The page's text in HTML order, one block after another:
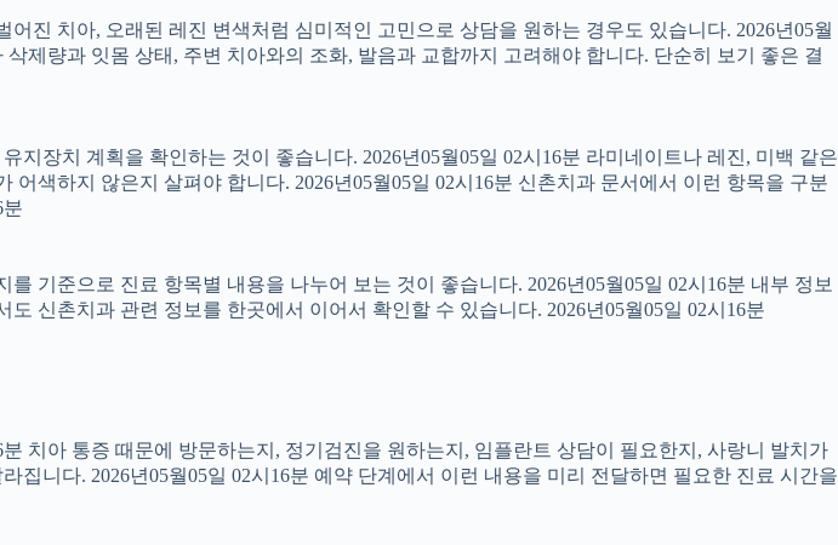
진 치아, 오래된 레진 변색처럼 심미적인 고민으로 상담을 원하는 경우도 있습니다. 2026년05월
제량과 잇몸 상태, 주변 치아와의 조화, 발음과 교합까지 고려해야 합니다. 단순히 보기 좋은 결
지장치 계획을 확인하는 것이 좋습니다. 2026년05월05일 02시16분 라미네이트나 레진, 미백 같은
색하지 않은지 살펴야 합니다. 2026년05월05일 02시16분 신촌치과 문서에서 이런 항목을 구분
를 기준으로 진료 항목별 내용을 나누어 보는 것이 좋습니다. 2026년05월05일 02시16분 내부 정보
신촌치과 관련 정보를 한곳에서 이어서 확인할 수 있습니다. 2026년05월05일 02시16분
치아 통증 때문에 방문하는지, 정기검진을 원하는지, 임플란트 상담이 필요한지, 사랑니 발치가
니다. 2026년05월05일 02시16분 예약 단계에서 이런 내용을 미리 전달하면 필요한 진료 시간을